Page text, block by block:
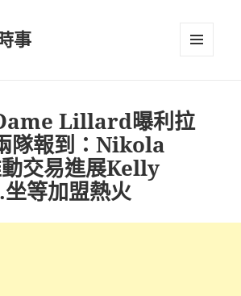
事
Lillard曝利拉
隊報到：Nikola
交易進展Kelly
等加盟熱火